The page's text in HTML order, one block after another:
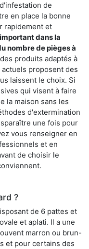
de
en place la bonne
rapidement et
dans la
nombre de pièges à
produits adaptés à
proposent des
laissent le choix. Si
qui visent à faire
la maison sans les
d'extermination
une fois pour
vous renseigner en
et en
de choisir le
?
de 6 pattes et
et aplati. Il a une
marron ou brun-
et pour certains des